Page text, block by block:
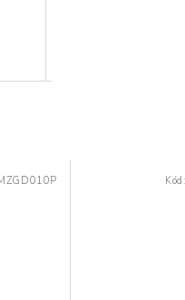
Kód: